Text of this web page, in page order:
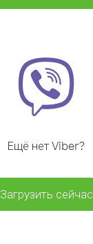
Ещё нет Viber?
Загрузить сейчас